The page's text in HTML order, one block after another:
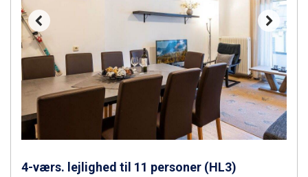
Bad Hofgastein fra DKK 5.495
Champoluc fra DKK 3.795
Sestriere fra DKK 4.395
Fieberbrunn fra DKK 6.145
Wagrain fra DKK 4.645
Ischgl fra DKK 7.095
St. Anton fra DKK 7.245
Zell am See fra DKK 4.095
Canazei fra DKK 4.745
Ponte di Legno fra DKK 4.745
4-værs. lejlighed til 11 personer (HL3)